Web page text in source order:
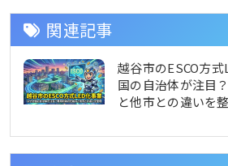
関連記事
越谷市のESCO方
国の自治体が注目
と他市との違いを